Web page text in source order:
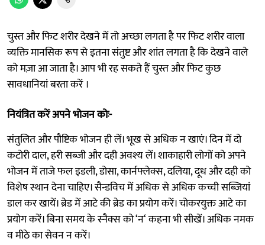
चुस्त और फिट शरीर देखने में तो अच्छा लगता है पर फिट शरीर वाला
व्यक्ति मानसिक रूप से इतना संतुष्ट और शांत लगता है कि देखने वाले
को मज़ा आ जाता है। आप भी रह सकते हैं चुस्त और फिट कुछ
सावधानियां बरता करें ।
नियंत्रित करें अपने भोजन कोः-
संतुलित और पौष्टिक भोजन ही लें। भूख से अधिक न खाएं। दिन में दो
कटोरी दाल, हरी सब्जी और दही अवश्य लें। शाकाहारी लोगों को अपने
भोजन में ताजे फल इडली, डोसा, कार्नफ्लेक्स, दलिया, दूध और दही को
विशेष स्थान देना चाहिए। सैन्डविच में अधिक से अधिक कच्ची सब्जियां
डाल कर खायें। ब्रेड में आटे की ब्रेड का प्रयोग करें। चोकरयुक्त आटे का
प्रयोग करें। बिना समय के स्नैक्स को ‘न‘ कहना भी सीखें। अधिक नमक
व मीठे का सेवन न करें।